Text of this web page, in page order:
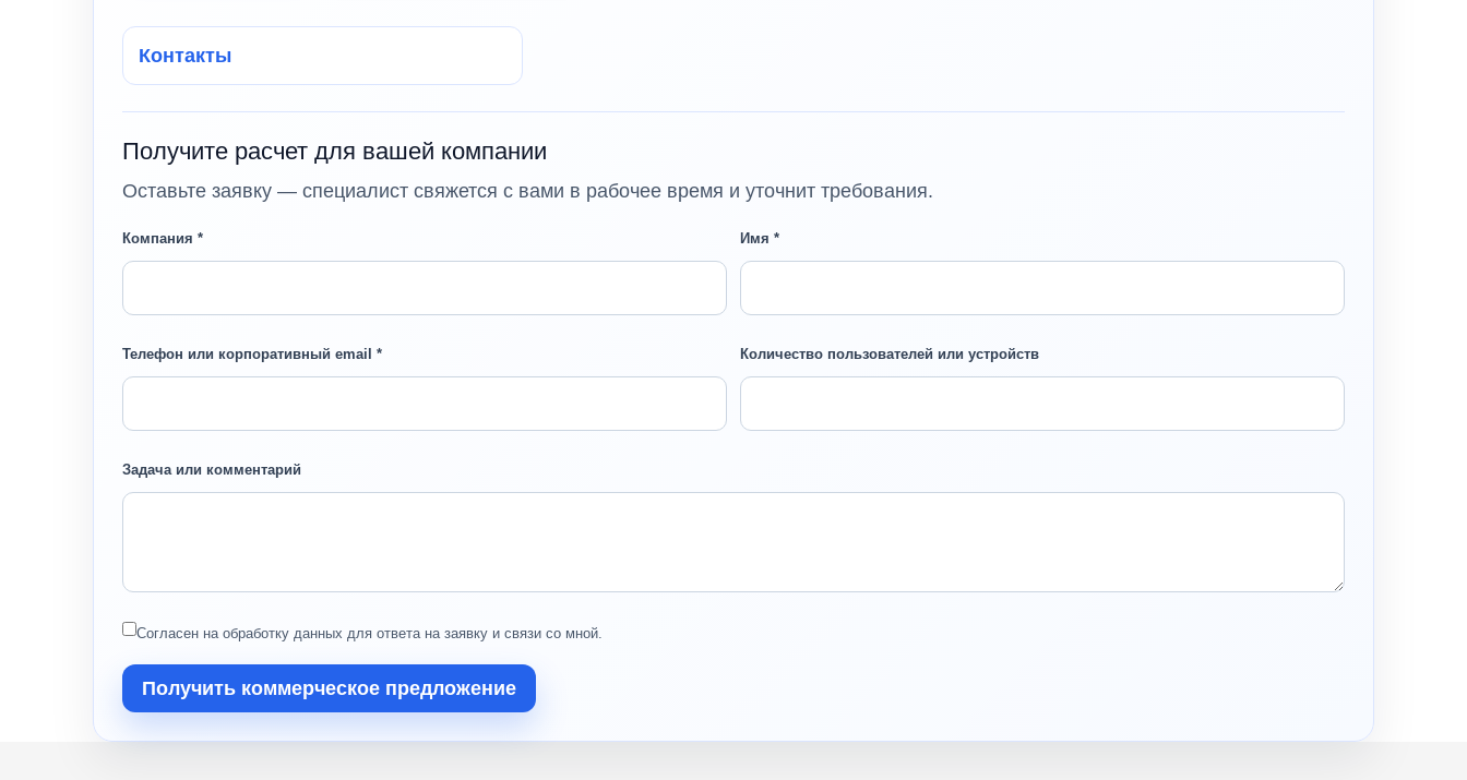
Контакты
Получите расчет для вашей компании
Оставьте заявку — специалист свяжется с вами в рабочее время и уточнит требования.
Компания * Имя *
Телефон или корпоративный email * Количество пользователей или устройств
Задача или комментарий
Согласен на обработку данных для ответа на заявку и связи со мной.
Получить коммерческое предложение